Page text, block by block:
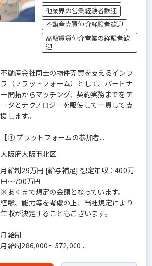
他業界の営業経験者歓迎
不動産売買仲介経験者歓迎
高級賃貸仲介営業の経験者歓
迎
不動産会社同⼠の物件売買を⽀えるインフ
ラ（プラットフォーム）として、パートナ
ー開拓からマッチング、契約実務までをデ
ータとテクノロジーを駆使して⼀貫して⽀
援します。
【① プラットフォームの参加者...
大阪府大阪市北区
月給制29万円 [給与補足] 想定年収：400万
円～700万円
※あくまで想定の⾦額となっています。
経験、能⼒等を考慮の上、当社規定により
年収が決定することもございます。
⽉給制
⽉給制286,000～572,000...